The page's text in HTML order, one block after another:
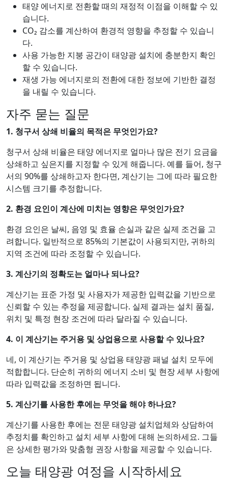
태양 에너지로 전환할 때의 재정적 이점을 이해할 수 있
습니다.
CO₂ 감소를 계산하여 환경적 영향을 추정할 수 있습니
다.
사용 가능한 지붕 공간이 태양광 설치에 충분한지 확인
할 수 있습니다.
재생 가능 에너지로의 전환에 대한 정보에 기반한 결정
을 내릴 수 있습니다.
자주 묻는 질문
1. 청구서 상쇄 비율의 목적은 무엇인가요?
청구서 상쇄 비율은 태양 에너지로 얼마나 많은 전기 요금을
상쇄하고 싶은지를 지정할 수 있게 해줍니다. 예를 들어, 청구
서의 90%를 상쇄하고자 한다면, 계산기는 그에 따라 필요한
시스템 크기를 추정합니다.
2. 환경 요인이 계산에 미치는 영향은 무엇인가요?
환경 요인은 날씨, 음영 및 효율 손실과 같은 실제 조건을 고
려합니다. 일반적으로 85%의 기본값이 사용되지만, 귀하의
지역 조건에 따라 조정할 수 있습니다.
3. 계산기의 정확도는 얼마나 되나요?
계산기는 표준 가정 및 사용자가 제공한 입력값을 기반으로
신뢰할 수 있는 추정을 제공합니다. 실제 결과는 설치 품질,
위치 및 특정 현장 조건에 따라 달라질 수 있습니다.
4. 이 계산기는 주거용 및 상업용으로 사용할 수 있나요?
네, 이 계산기는 주거용 및 상업용 태양광 패널 설치 모두에
적합합니다. 단순히 귀하의 에너지 소비 및 현장 세부 사항에
따라 입력값을 조정하면 됩니다.
5. 계산기를 사용한 후에는 무엇을 해야 하나요?
계산기를 사용한 후에는 전문 태양광 설치업체와 상담하여
추정치를 확인하고 설치 세부 사항에 대해 논의하세요. 그들
은 상세한 평가와 맞춤형 권장 사항을 제공할 수 있습니다.
오늘 태양광 여정을 시작하세요